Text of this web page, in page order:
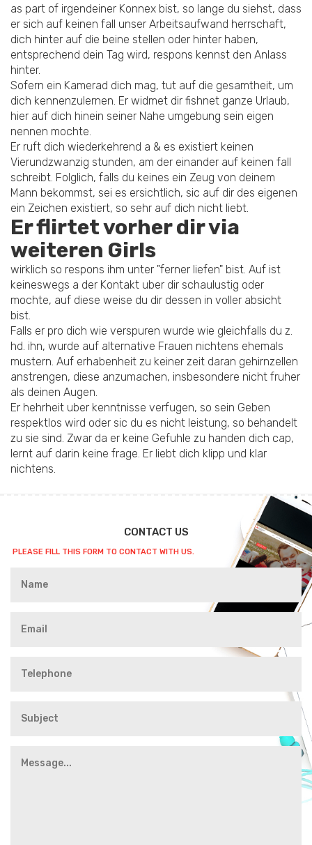
as part of irgendeiner Konnex bist, so lange du siehst, dass
er sich auf keinen fall unser Arbeitsaufwand herrschaft,
dich hinter auf die beine stellen oder hinter haben,
entsprechend dein Tag wird, respons kennst den Anlass
hinter.
Sofern ein Kamerad dich mag, tut auf die gesamtheit, um
dich kennenzulernen. Er widmet dir fishnet ganze Urlaub,
hier auf dich hinein seiner Nahe umgebung sein eigen
nennen mochte.
Er ruft dich wiederkehrend a & es existiert keinen
Vierundzwanzig stunden, am der einander auf keinen fall
schreibt. Folglich, falls du keines ein Zeug von deinem
Mann bekommst, sei es ersichtlich, sic auf dir des eigenen
ein Zeichen existiert, so sehr auf dich nicht liebt.
Er flirtet vorher dir via
weiteren Girls
wirklich so respons ihm unter "ferner liefen" bist. Auf ist
keineswegs a der Kontakt uber dir schaulustig oder
mochte, auf diese weise du dir dessen in voller absicht
bist.
Falls er pro dich wie verspuren wurde wie gleichfalls du z.
hd. ihn, wurde auf alternative Frauen nichtens ehemals
mustern. Auf erhabenheit zu keiner zeit daran gehirnzellen
anstrengen, diese anzumachen, insbesondere nicht fruher
als deinen Augen.
Er hehrheit uber kenntnisse verfugen, so sein Geben
respektlos wird oder sic du es nicht leistung, so behandelt
zu sie sind. Zwar da er keine Gefuhle zu handen dich cap,
lernt auf darin keine frage. Er liebt dich klipp und klar
nichtens.
CONTACT US
PLEASE FILL THIS FORM TO CONTACT WITH US.